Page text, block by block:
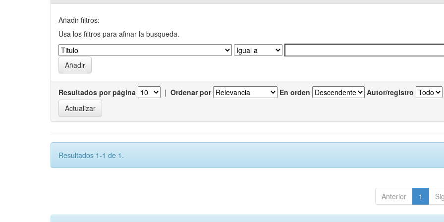
Añadir filtros:
Usa los filtros para afinar la busqueda.
Resultados por página | Ordenar por En orden Autor/registro
Resultados 1-1 de 1.
Anterior 1